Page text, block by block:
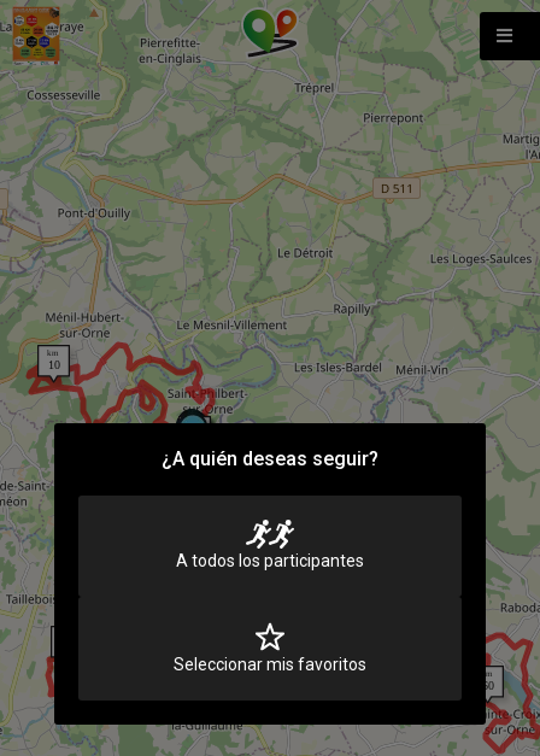
¿A quién deseas seguir?
A todos los participantes
Seleccionar mis favoritos